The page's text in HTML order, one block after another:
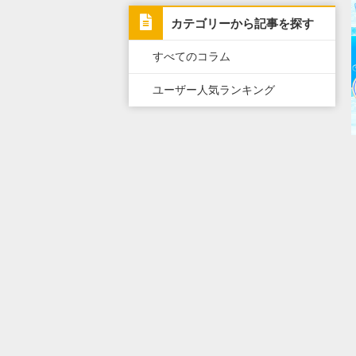
カテゴリーから記事を探す
すべてのコラム
ユーザー人気ランキング